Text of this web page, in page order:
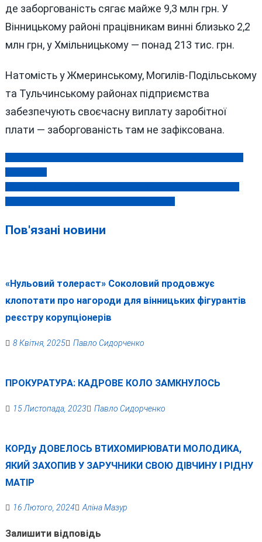
де заборгованість сягає майже 9,3 млн грн. У
Вінницькому районі працівникам винні близько 2,2
млн грн, у Хмільницькому — понад 213 тис. грн.
Натомість у Жмеринському, Могилів-Подільському
та Тульчинському районах підприємства
забезпечують своєчасну виплату заробітної
плати — заборгованість там не зафіксована.
Навігація
записів
Пов'язані новини
«Нульовий толераст» Соколовий продовжує
клопотати про нагороди для вінницьких фігурантів
реєстру корупціонерів
8 Квітня, 2025 Павло Сидорченко
ПРОКУРАТУРА: КАДРОВЕ КОЛО ЗАМКНУЛОСЬ
15 Листопада, 2023 Павло Сидорченко
КОРДу ДОВЕЛОСЬ ВТИХОМИРЮВАТИ МОЛОДИКА,
ЯКИЙ ЗАХОПИВ У ЗАРУЧНИКИ СВОЮ ДІВЧИНУ І РІДНУ
МАТІР
16 Лютого, 2024 Аліна Мазур
Залишити відповідь